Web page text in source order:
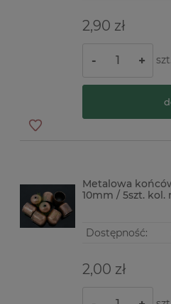
2,90 zł
- + szt.
Metalowa
10mm / 5szt. kol.
Dostępność:
2,00 zł